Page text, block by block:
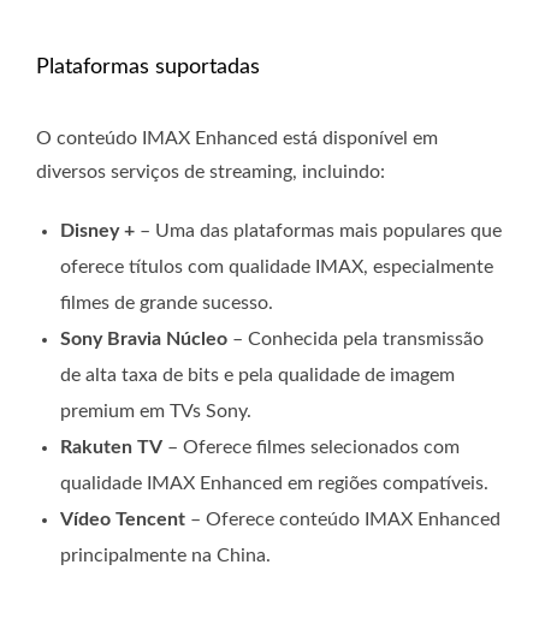
Plataformas suportadas
O conteúdo IMAX Enhanced está disponível em
diversos serviços de streaming, incluindo:
Disney + – Uma das plataformas mais populares que
oferece títulos com qualidade IMAX, especialmente
filmes de grande sucesso.
Sony Bravia Núcleo – Conhecida pela transmissão
de alta taxa de bits e pela qualidade de imagem
premium em TVs Sony.
Rakuten TV – Oferece filmes selecionados com
qualidade IMAX Enhanced em regiões compatíveis.
Vídeo Tencent – Oferece conteúdo IMAX Enhanced
principalmente na China.